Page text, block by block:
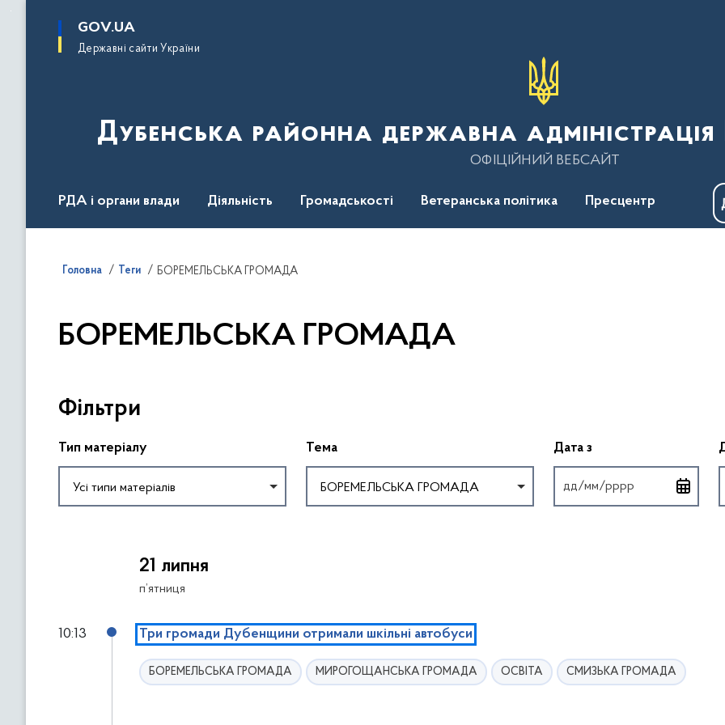
основного
GOV.UA
Державні сайти України
Дубенська районна державна адміністрація
ОФІЦІЙНИЙ ВЕБСАЙТ
РДА і органи влади Діяльність Громадськості Ветеранська політика Пресцентр
Головна Теги БОРЕМЕЛЬСЬКА ГРОМАДА
БОРЕМЕЛЬСЬКА ГРОМАДА
р
п
ь
Фільтри
Тип матеріалу
Усі типи матеріалів
Тема
БОРЕМЕЛЬСЬКА ГРОМАДА
Дата з Введіть дату у
21 липня
п’ятниця
10:13 Три громади Дубенщини отримали шкільні автобуси
БОРЕМЕЛЬСЬКА ГРОМАДА МИРОГОЩАНСЬКА ГРОМАДА ОСВІТА СМИЗЬКА ГРОМАДА